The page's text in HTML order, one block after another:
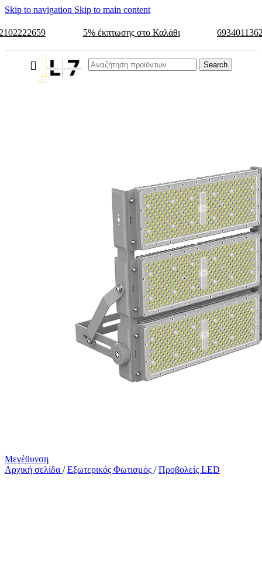
Skip to navigation Skip to main content
5% έκπτωσης στο Καλάθι
Search
Μεγέθυνση
Αρχική σελίδα / Εξωτερικός Φωτισμός / Προβολείς LED